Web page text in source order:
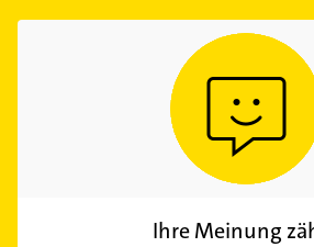
Ihre Meinung